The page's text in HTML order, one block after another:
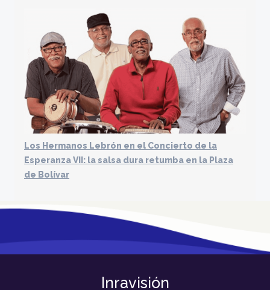
Los Hermanos Lebrón en el Concierto de la
Esperanza VII: la salsa dura retumba en la Plaza
de Bolívar
Inravisión